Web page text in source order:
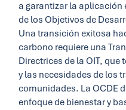
a garantizar la aplicación
de los Objetivos de
Una transición exitosa
carbono requiere una
Directrices de la OIT,
y las necesidades de los
comunidades. La OCDE
enfoque de bienestar y